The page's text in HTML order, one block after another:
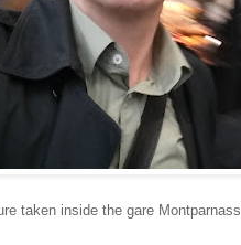
taken inside the gare